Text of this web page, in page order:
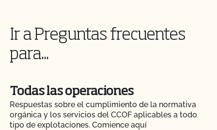
Ir a Preguntas frecuentes
para...
Todas las operaciones
Respuestas sobre el cumplimiento de la normativa
orgánica y los servicios del CCOF aplicables a todo
tipo de explotaciones. Comience aquí